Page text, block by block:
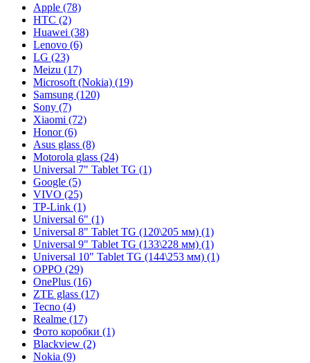
Apple (78)
HTC (2)
Huawei (38)
Lenovo (6)
LG (23)
Meizu (17)
Microsoft (Nokia) (19)
Samsung (120)
Sony (7)
Xiaomi (72)
Honor (6)
Asus glass (8)
Motorola glass (24)
Universal 7" Tablet TG (1)
Google (5)
VIVO (25)
TP-Link (1)
Universal 6" (1)
Universal 8" Tablet TG (120\205 мм) (1)
Universal 9" Tablet TG (133\228 мм) (1)
Universal 10" Tablet TG (144\253 мм) (1)
OPPO (29)
OnePlus (16)
ZTE glass (17)
Tecno (4)
Realme (17)
Фото коробки (1)
Blackview (2)
Nokia (9)